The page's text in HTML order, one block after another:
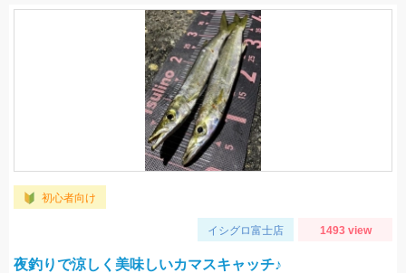
初心者向け
イシグロ富士店 1493 view
夜釣りで涼しく美味しいカマスキャッチ♪